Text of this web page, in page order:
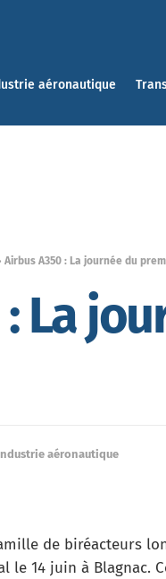
aéronautique
Airbus A350 : La journée du
La
aéronautique
de biréacteurs
le 14 juin à Blagnac.